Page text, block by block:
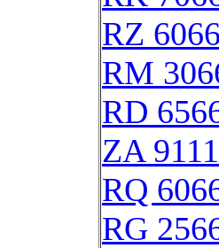
RZ
RM
RD
ZA
RQ
RG